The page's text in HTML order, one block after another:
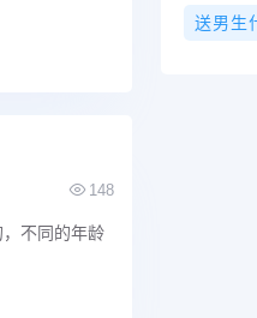
148
不同的年龄
送男生